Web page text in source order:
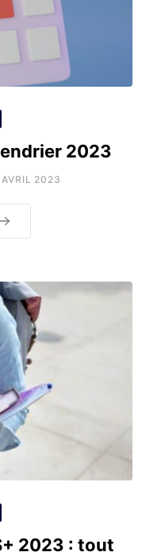
2023
AVRIL 2023
2023 : tout